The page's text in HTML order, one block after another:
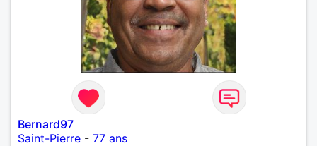
Bernard97
Saint-Pierre - 77 ans